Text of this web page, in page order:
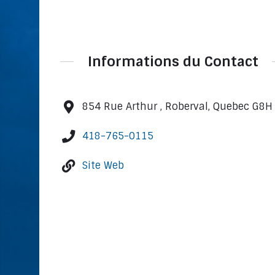
Informations du Contact
854 Rue Arthur , Roberval, Quebec
418-765-0115
Site Web